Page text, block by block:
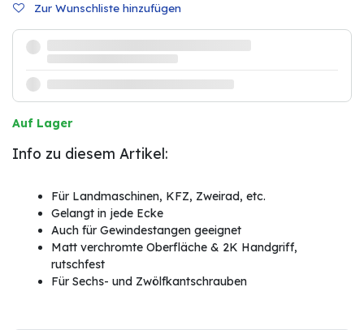
Zur Wunschliste hinzufügen
Auf Lager
Info zu diesem Artikel:
Für Landmaschinen, KFZ, Zweirad, etc.
Gelangt in jede Ecke
Auch für Gewindestangen geeignet
Matt verchromte Oberfläche & 2K Handgriff,
rutschfest
Für Sechs- und Zwölfkantschrauben